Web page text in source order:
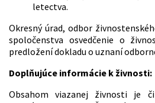
letectva.
Okresný úrad, odbor
spoločenstva osvedčenie o
predložení dokladu o uznaní
Doplňujúce informácie k živnosti:
Obsahom viazanej živnosti je